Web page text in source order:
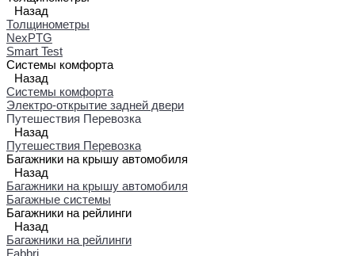
Назад
Толщинометры
NexPTG
Smart Test
Системы комфорта
Назад
Системы комфорта
Электро-открытие задней двери
Путешествия Перевозка
Назад
Путешествия Перевозка
Багажники на крышу автомобиля
Назад
Багажники на крышу автомобиля
Багажные системы
Багажники на рейлинги
Назад
Багажники на рейлинги
Fabbri